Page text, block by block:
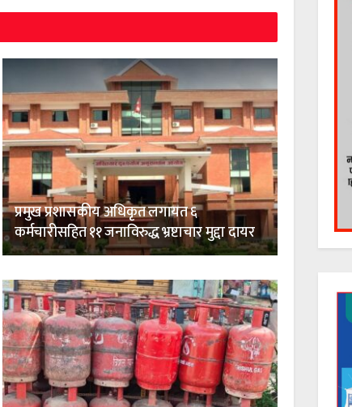
प्रमुख प्रशासकीय अधिकृत लगायत ६
कर्मचारीसहित ११ जनाविरुद्ध भ्रष्टाचार मुद्दा दायर